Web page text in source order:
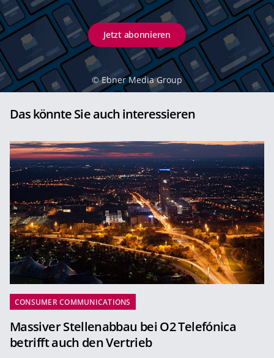
Jetzt abonnieren
© Ebner Media Group
Das könnte Sie auch interessieren
CONSUMER COMMUNICATIONS
Massiver Stellenabbau bei O2 Telefónica
betrifft auch den Vertrieb